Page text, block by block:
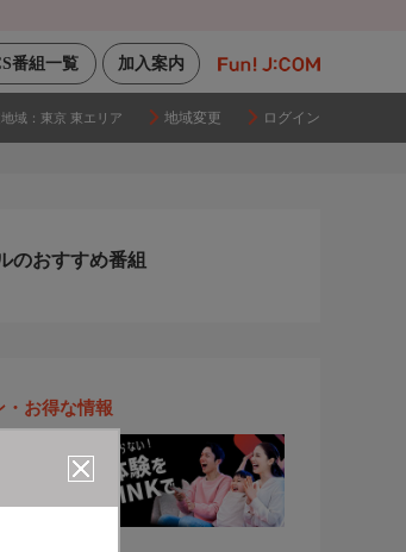
加入案内
番組一覧
域： 東京 東エリア 地域変更 ログイン
のおすすめ番組
・お得な情報